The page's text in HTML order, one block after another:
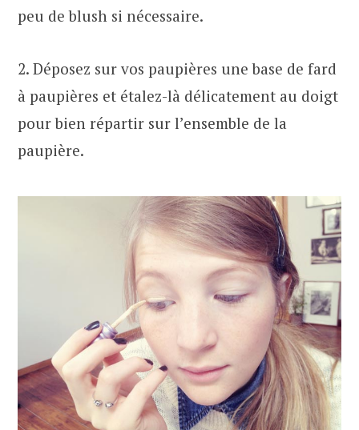
peu de blush si nécessaire.
2. Déposez sur vos paupières une base de fard
à paupières et étalez-là délicatement au doigt
pour bien répartir sur l’ensemble de la
paupière.